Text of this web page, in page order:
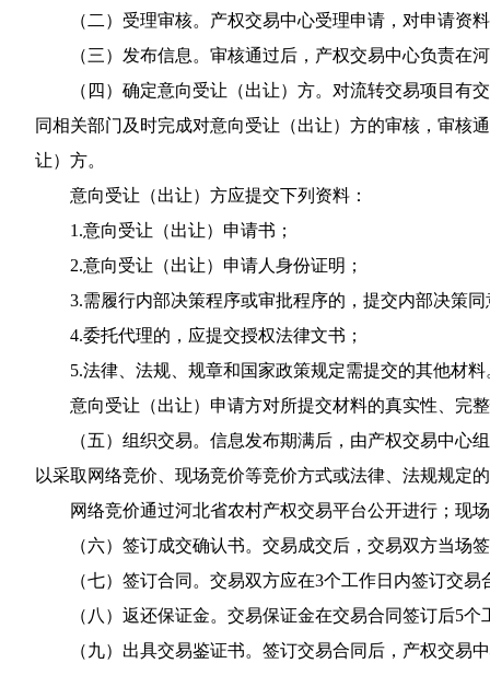
（二）受理审核。产权交易中心受理申请，对申请资
（三）发布信息。审核通过后，产权交易中心负责
（四）确定意向受让（出让）方。对流转交易项目
同相关部门及时完成对意向受让（出让）方的审核，审核
让）方。
意向受让（出让）方应提交下列资料：
1.意向受让（出让）申请书；
2.意向受让（出让）申请人身份证明；
3.需履行内部决策程序或审批程序的，提交内部决策
4.委托代理的，应提交授权法律文书；
5.法律、法规、规章和国家政策规定需提交的其他材料
意向受让（出让）申请方对所提交材料的真实性、完
（五）组织交易。信息发布期满后，由产权交易中
以采取网络竞价、现场竞价等竞价方式或法律、法规规定
网络竞价通过河北省农村产权交易平台公开进行；现
（六）签订成交确认书。交易成交后，交易双方当场
（七）签订合同。交易双方应在3个工作日内签订交
（八）返还保证金。交易保证金在交易合同签订后5
（九）出具交易鉴证书。签订交易合同后，产权交